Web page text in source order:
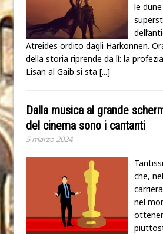
le
Atreides ordito dagli Harkonnen.
della storia riprende da lì: la
Lisan al Gaib si sta [...]
Dalla musica al grande
del cinema sono i cantanti
5 marzo 2024
che,
nel